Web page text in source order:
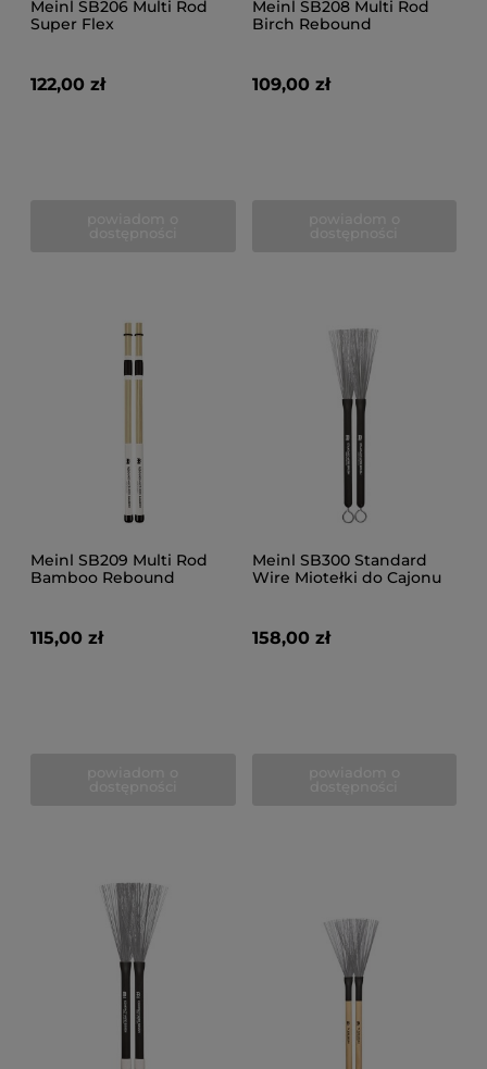
Meinl SB206 Multi Rod
Super Flex
122,00 zł
Meinl SB208 Multi Rod
Birch Rebound
109,00 zł
Meinl SB209 Multi Rod
Bamboo Rebound
115,00 zł
Meinl SB300 Standard
Wire Miotełki do Cajonu
158,00 zł